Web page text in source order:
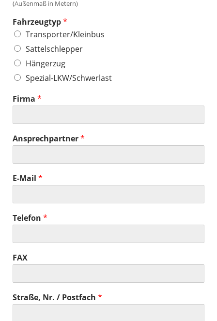
(Außenmaß in Metern)
Fahrzeugtyp*
Transporter/Kleinbus
Sattelschlepper
Hängerzug
Spezial-LKW/Schwerlast
Firma *
Ansprechpartner*
E-Mail *
Telefon *
FAX
Straße, Nr. / Postfach *